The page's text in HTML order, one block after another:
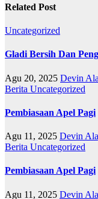
Related Post
Uncategorized
Gladi Bersih Dan
Agu 20, 2025 Devin
Berita Uncategorized
Pembiasaan Apel Pagi
Agu 11, 2025 Devin
Berita Uncategorized
Pembiasaan Apel Pagi
Agu 11, 2025 Devin